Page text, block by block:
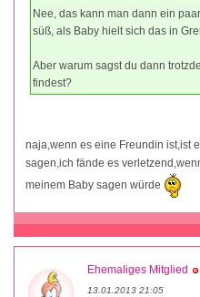
Nee, das kann man dann ein
süß, als Baby hielt sich das in
Aber warum sagst du dann
findest?
naja,wenn es eine Freundin ist,ist
sagen,ich fände es
meinem Baby sagen würde
Ehemaliges Mitglied
13.01.2013 21:05